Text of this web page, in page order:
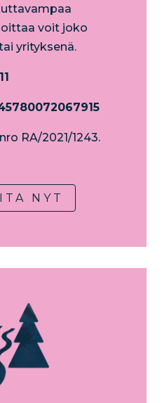
voit joko
yrityksenä.
RA/2021/1243.
NYT